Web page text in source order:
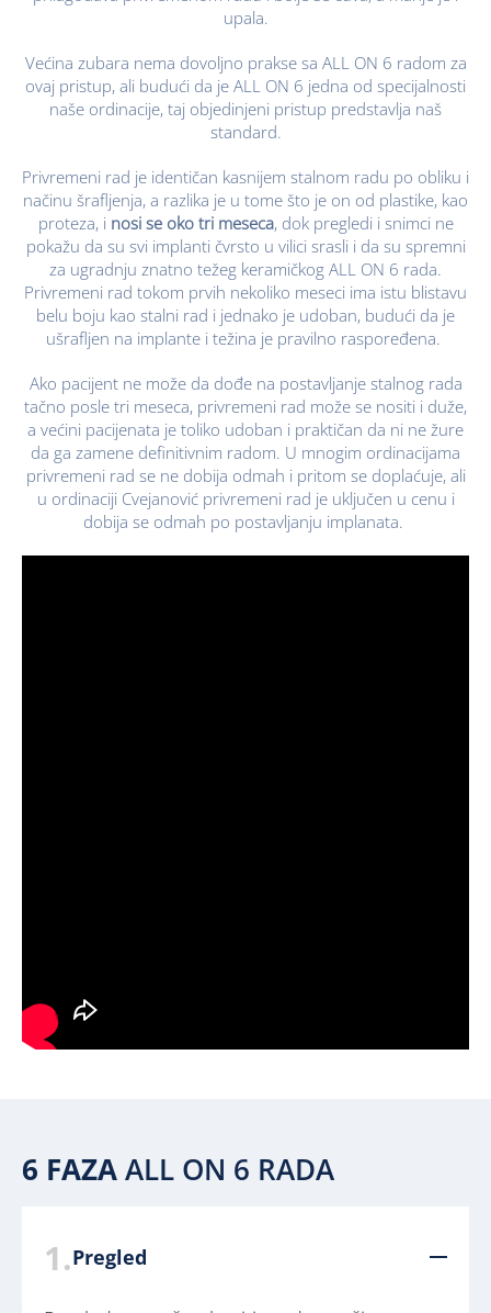
upala.
Većina zubara nema dovoljno prakse sa ALL ON 6 radom za
ovaj pristup, ali budući da je ALL ON 6 jedna od specijalnosti
naše ordinacije, taj objedinjeni pristup predstavlja naš
standard.
Privremeni rad je identičan kasnijem stalnom radu po obliku i
načinu šrafljenja, a razlika je u tome što je on od plastike, kao
proteza, i nosi se oko tri meseca, dok pregledi i snimci ne
pokažu da su svi implanti čvrsto u vilici srasli i da su spremni
za ugradnju znatno težeg keramičkog ALL ON 6 rada.
Privremeni rad tokom prvih nekoliko meseci ima istu blistavu
belu boju kao stalni rad i jednako je udoban, budući da je
ušrafljen na implante i težina je pravilno raspoređena.
Ako pacijent ne može da dođe na postavljanje stalnog rada
tačno posle tri meseca, privremeni rad može se nositi i duže,
a većini pacijenata je toliko udoban i praktičan da ni ne žure
da ga zamene definitivnim radom. U mnogim ordinacijama
privremeni rad se ne dobija odmah i pritom se doplaćuje, ali
u ordinaciji Cvejanović privremeni rad je uključen u cenu i
dobija se odmah po postavljanju implanata.
6 FAZAALL ON 6 RADA
1.Pregled